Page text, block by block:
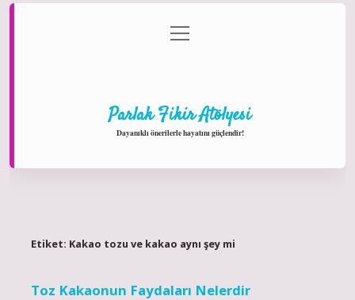
Gizlilik Politikası
menüyü
aç
Parlak Fikir Atölyesi
Dayanıklı önerilerle hayatını güçlendir!
Etiket: Kakao tozu ve kakao aynı şey mi
Toz Kakaonun Faydaları Nelerdir